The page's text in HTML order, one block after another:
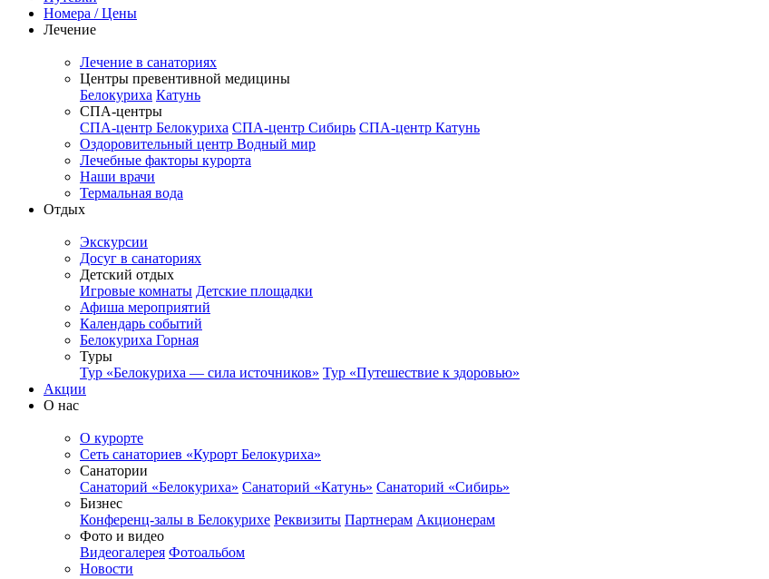
Номера / Цены
Лечение
Лечение в санаториях
Центры превентивной медицины
Белокуриха Катунь
СПА-центры
СПА-центр Белокуриха СПА-центр Сибирь СПА-центр Катунь
Оздоровительный центр Водный мир
Лечебные факторы курорта
Наши врачи
Термальная вода
Отдых
Экскурсии
Досуг в санаториях
Детский отдых
Игровые комнаты Детские площадки
Афиша мероприятий
Календарь событий
Белокуриха Горная
Туры
Тур «Белокуриха — сила источников» Тур «Путешествие к здоровью»
Акции
О нас
О курорте
Сеть санаториев «Курорт Белокуриха»
Санатории
Санаторий «Белокуриха» Санаторий «Катунь» Санаторий «Сибирь»
Бизнес
Конференц-залы в Белокурихе Реквизиты Партнерам Акционерам
Фото и видео
Видеогалерея Фотоальбом
Новости